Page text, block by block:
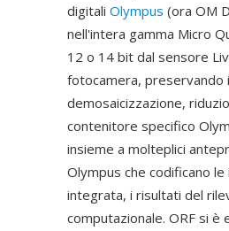
digitali Olympus (ora OM
nell'intera gamma Micro
12 o 14 bit dal sensore
fotocamera, preservando
demosaicizzazione,
contenitore specifico
insieme a molteplici
Olympus che codificano
integrata, i risultati del
computazionale. ORF si